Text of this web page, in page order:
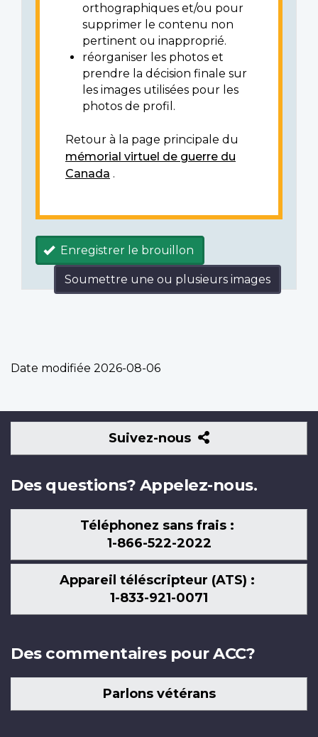
orthographiques et/ou pour
supprimer le contenu non
pertinent ou inapproprié.
réorganiser les photos et
prendre la décision finale sur
les images utilisées pour les
photos de profil.
Retour à la page principale du
mémorial virtuel de guerre du
Canada .
Enregistrer le brouillon
Soumettre une ou plusieurs images
Date modifiée 2026-08-06
Suivez-nous
Suivez-
nous
Des questions? Appelez-nous.
Téléphonez sans frais :
1-866-522-2022
Appareil téléscripteur (ATS) :
1-833-921-0071
Des commentaires pour ACC?
Parlons vétérans